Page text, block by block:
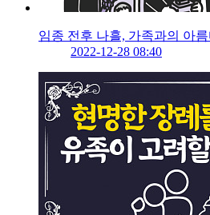
임종 전후 나흘, 가족과의 아
2022-12-28 08:40